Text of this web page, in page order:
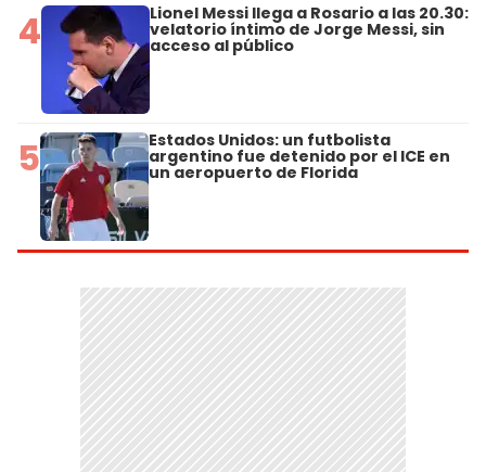
4 Lionel Messi llega a Rosario a las 20.30:
velatorio íntimo de Jorge Messi, sin
acceso al público
5 Estados Unidos: un futbolista
argentino fue detenido por el ICE en
un aeropuerto de Florida